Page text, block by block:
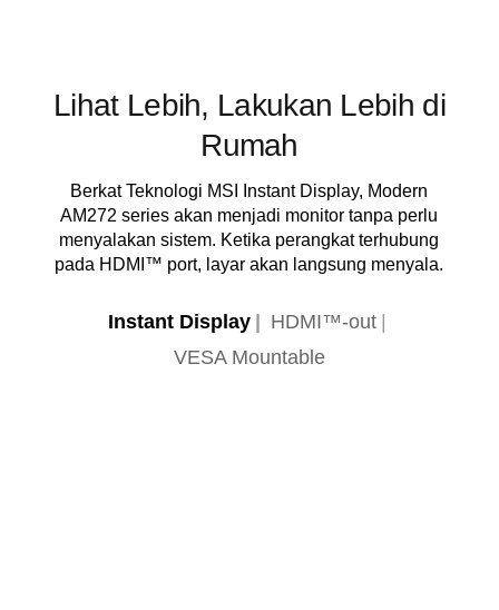
Lihat Lebih, Lakukan Lebih di
Rumah
Berkat Teknologi MSI Instant Display, Modern
AM272 series akan menjadi monitor tanpa perlu
menyalakan sistem. Ketika perangkat terhubung
pada HDMI™ port, layar akan langsung menyala.
Instant Display
HDMI™-out
VESA Mountable